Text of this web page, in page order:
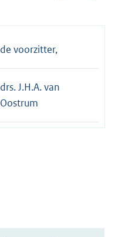
de voorzitter,
drs. J.H.A. van
Oostrum